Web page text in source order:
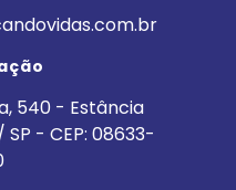
540 - Estância
- CEP: 08633-